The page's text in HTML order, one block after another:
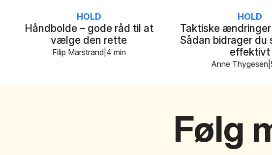
Håndbolde – gode råd til at
vælge den rette
HOLD
4 min
Filip Marstrand
Taktiske ændringer
Sådan bidrager du
effektivt
HOLD
Anne Thygesen
Følg